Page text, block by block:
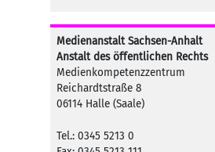
Medienanstalt Sachsen-Anhalt
Anstalt des öffentlichen Rechts
Medienkompetenzzentrum
Reichardtstraße 8
06114 Halle (Saale)
Tel.: 0345 5213 0